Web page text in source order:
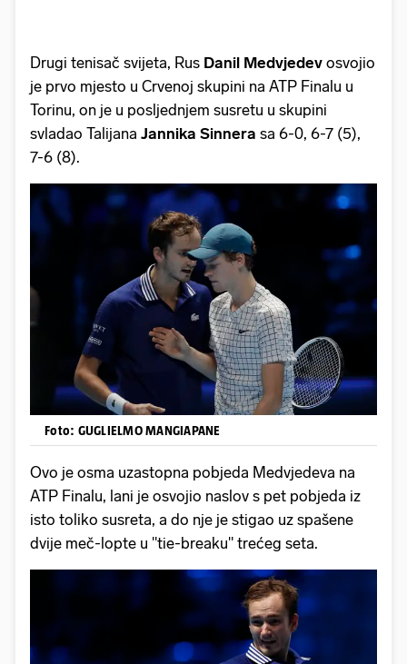
Drugi tenisač svijeta, Rus Danil Medvjedev osvojio
je prvo mjesto u Crvenoj skupini na ATP Finalu u
Torinu, on je u posljednjem susretu u skupini
svladao Talijana Jannika Sinnera sa 6-0, 6-7 (5),
7-6 (8).
Foto: GUGLIELMO MANGIAPANE
Ovo je osma uzastopna pobjeda Medvjedeva na
ATP Finalu, lani je osvojio naslov s pet pobjeda iz
isto toliko susreta, a do nje je stigao uz spašene
dvije meč-lopte u "tie-breaku" trećeg seta.